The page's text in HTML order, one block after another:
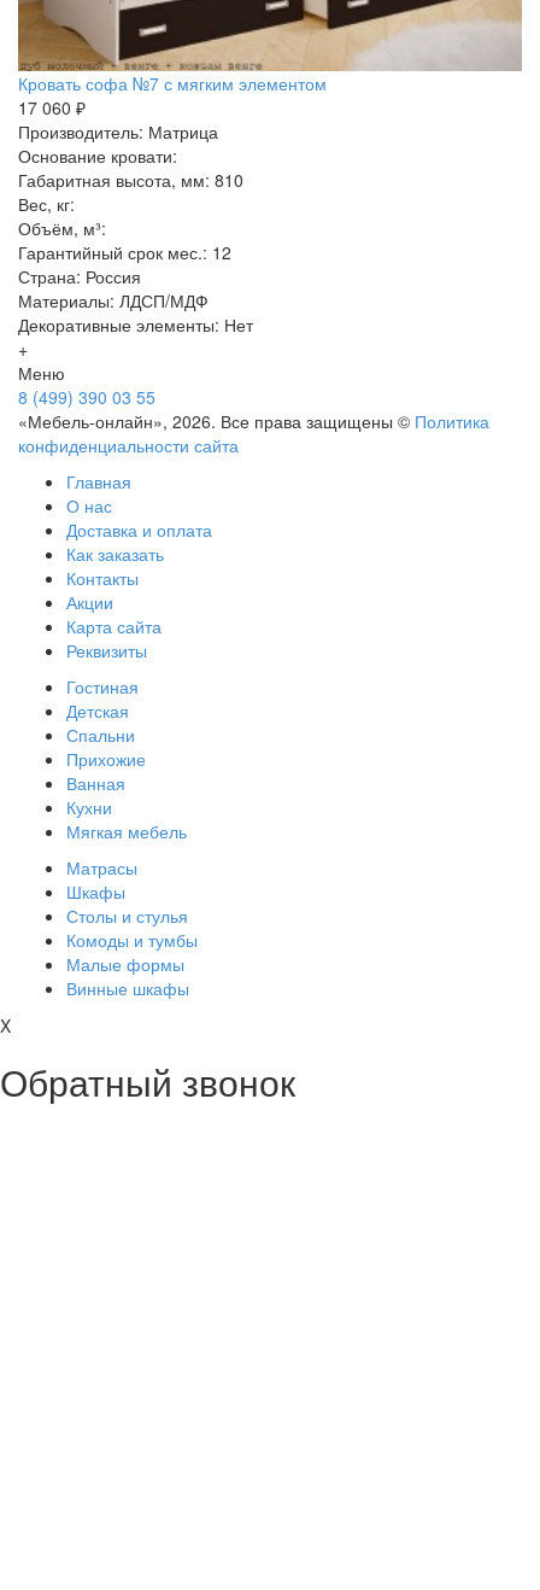
Кровать софа №7 с мягким элементом
17 060 ₽
Производитель: Матрица
Основание кровати:
Габаритная высота, мм: 810
Вес, кг:
Объём, м³:
Гарантийный срок мес.: 12
Страна: Россия
Материалы: ЛДСП/МДФ
Декоративные элементы: Нет
+
Меню
8 (499) 390 03 55
«Мебель-онлайн», 2026. Все права защищены © Политика
конфиденциальности сайта
Главная
О нас
Доставка и оплата
Как заказать
Контакты
Акции
Карта сайта
Реквизиты
Гостиная
Детская
Спальни
Прихожие
Ванная
Кухни
Мягкая мебель
Матрасы
Шкафы
Столы и стулья
Комоды и тумбы
Малые формы
Винные шкафы
X
Обратный звонок